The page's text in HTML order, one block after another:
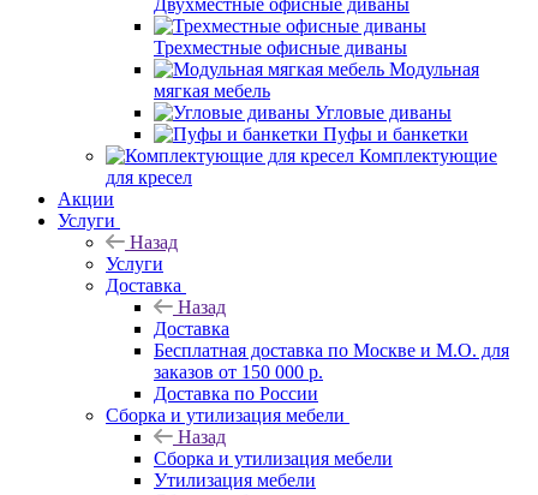
Двухместные офисные диваны
Трехместные офисные диваны
Модульная
мягкая мебель
Угловые диваны
Пуфы и банкетки
Комплектующие
для кресел
Акции
Услуги
Назад
Услуги
Доставка
Назад
Доставка
Бесплатная доставка по Москве и М.О. для
заказов от 150 000 р.
Доставка по России
Сборка и утилизация мебели
Назад
Сборка и утилизация мебели
Утилизация мебели